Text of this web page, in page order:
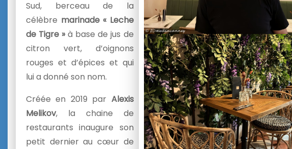
Sud, berceau de la
célèbre marinade « Leche
de Tigre »à base de jus de
citron vert, d’oignons
rouges et d’épices et qui
lui a donné son nom.
Créée en 2019 par Alexis
Melikov, la chaine de
restaurants inaugure son
petit dernier au cœur de